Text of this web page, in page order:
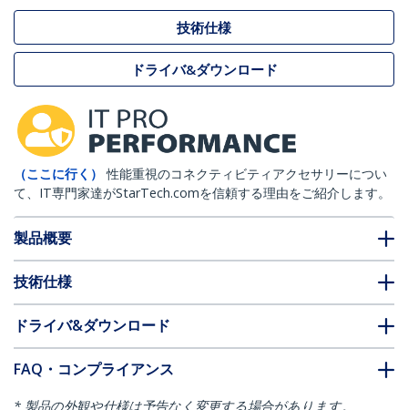
技術仕様
ドライバ&ダウンロード
（ここに行く）
性能重視のコネクティビティアクセサリーについ
て、IT専門家達がStarTech.comを信頼する理由をご紹介します。
製品概要
技術仕様
ドライバ&ダウンロード
FAQ・コンプライアンス
* 製品の外観や仕様は予告なく変更する場合があります。